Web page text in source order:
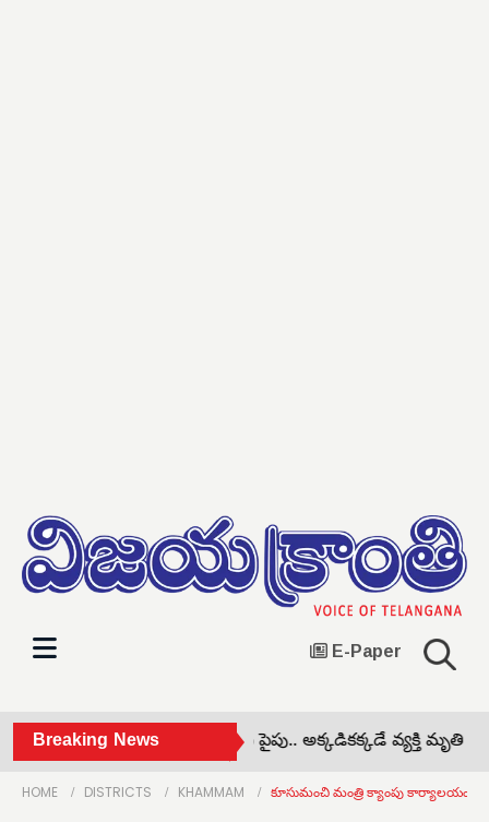
E-Paper
Breaking News
విద్యుత్ తీగలను తాకిన ఇనుప పైపు.. అక్కడికక్కడే వ్యక్తి మృతి •
HOME DISTRICTS KHAMMAM కూసుమంచి మంత్రి క్యాంపు